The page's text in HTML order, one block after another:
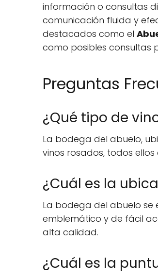
información o consultas
comunicación fluida y
destacados como el
como posibles consultas
Preguntas
¿Qué tipo de
La bodega del abuelo,
vinos rosados, todos
¿Cuál es la
La bodega del abuelo se
emblemático y de fácil
alta calidad.
¿Cuál es la